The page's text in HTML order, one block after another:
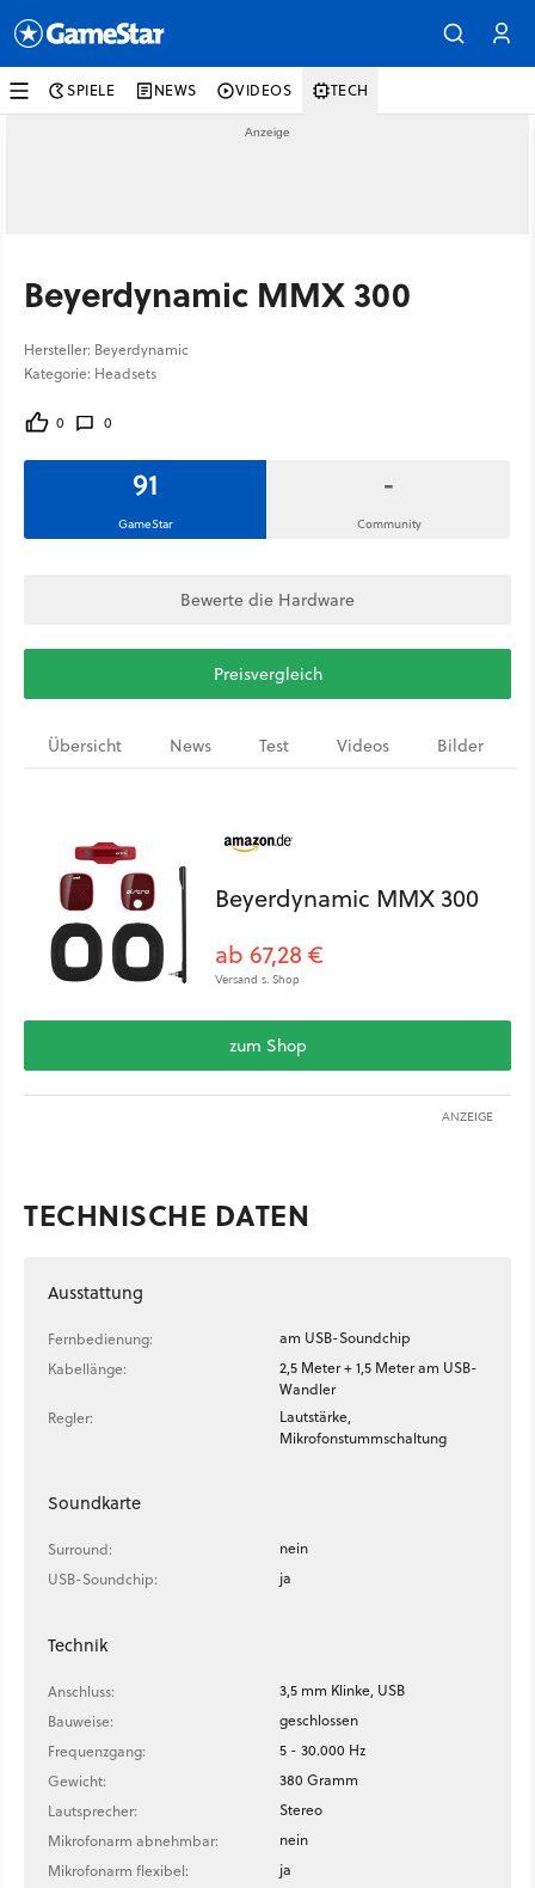
SPIELE NEWS VIDEOS TECH
Beyerdynamic MMX 300
Hersteller: Beyerdynamic
Kategorie: Headsets
0 0
91
GameStar
-
Community
Bewerte die Hardware
Preisvergleich
Übersicht News Test Videos Bilder
Beyerdynamic MMX 300
ab 67,28 €
Versand s. Shop
zum Shop
ANZEIGE
TECHNISCHE DATEN
Ausstattung
Fernbedienung:
am USB-Soundchip
Kabellänge:
2,5 Meter + 1,5 Meter am USB-
Wandler
Regler:
Lautstärke,
Mikrofonstummschaltung
Soundkarte
Surround:
nein
USB-Soundchip:
ja
Technik
Anschluss:
3,5 mm Klinke, USB
Bauweise:
geschlossen
Frequenzgang:
5 - 30.000 Hz
Gewicht:
380 Gramm
Lautsprecher:
Stereo
Mikrofonarm abnehmbar:
nein
Mikrofonarm flexibel:
ja